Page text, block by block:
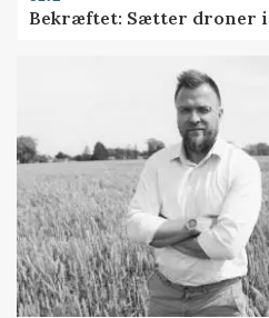
Bekræftet: Sætter droner